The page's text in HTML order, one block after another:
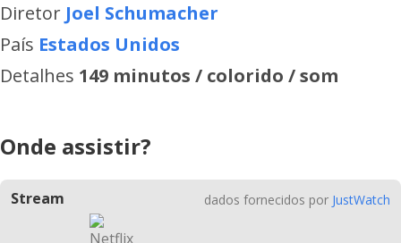
Diretor Joel Schumacher
País Estados Unidos
Detalhes 149 minutos / colorido / som
Onde assistir?
Stream dados fornecidos por JustWatch